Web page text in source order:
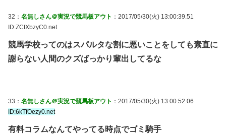
32： 名無しさん＠実況で競馬板アウト ：2017/05/30(火) 13:00:39.51
ID:ZCtXbzyC0.net
競馬学校ってのはスパルタな割に悪いことをしても素直に
謝らない人間のクズばっかり輩出してるな
33： 名無しさん＠実況で競馬板アウト ：2017/05/30(火) 13:00:52.06
ID:6kTfOezy0.net
有料コラムなんてやってる時点でゴミ騎手